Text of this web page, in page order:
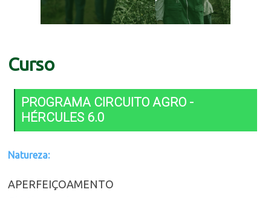
Curso
PROGRAMA CIRCUITO AGRO -
HÉRCULES 6.0
Natureza:
APERFEIÇOAMENTO